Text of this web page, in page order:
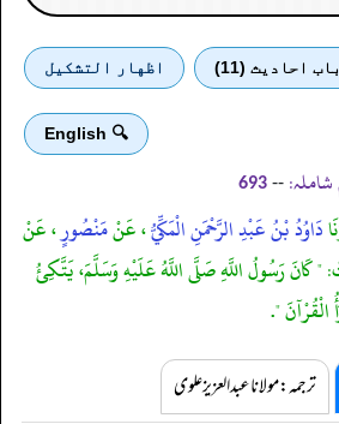
باب احادیث (11) اظهار التشكيل
🔍 English
شاملہ: --
693
دَاوُدُ بْنُ عَبْدِ الرَّحْمَنِ الْمَكِّيُّ، عَنْمَنْصُورٍ، عَنْ
" كَانَ رَسُولُ اللَّهِ صَلَّى اللَّهُ عَلَيْهِ وَسَلَّمَ، يَتَّكِئُ
".
ترجمہ:مولانا عبدالعزیز علوی